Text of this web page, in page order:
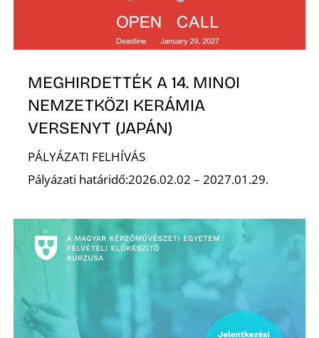
MEGHIRDETTÉK A 14. MINOI
NEMZETKÖZI KERÁMIA
VERSENYT (JAPÁN)
PÁLYÁZATI FELHÍVÁS
Pályázati határidő:2026.02.02 – 2027.01.29.